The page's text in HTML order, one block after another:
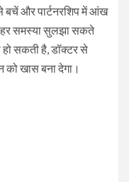
बचें और पार्टनरशिप में आंख
हर समस्या सुलझा सकते
सकती है, डॉक्टर से
खास बना देगा।